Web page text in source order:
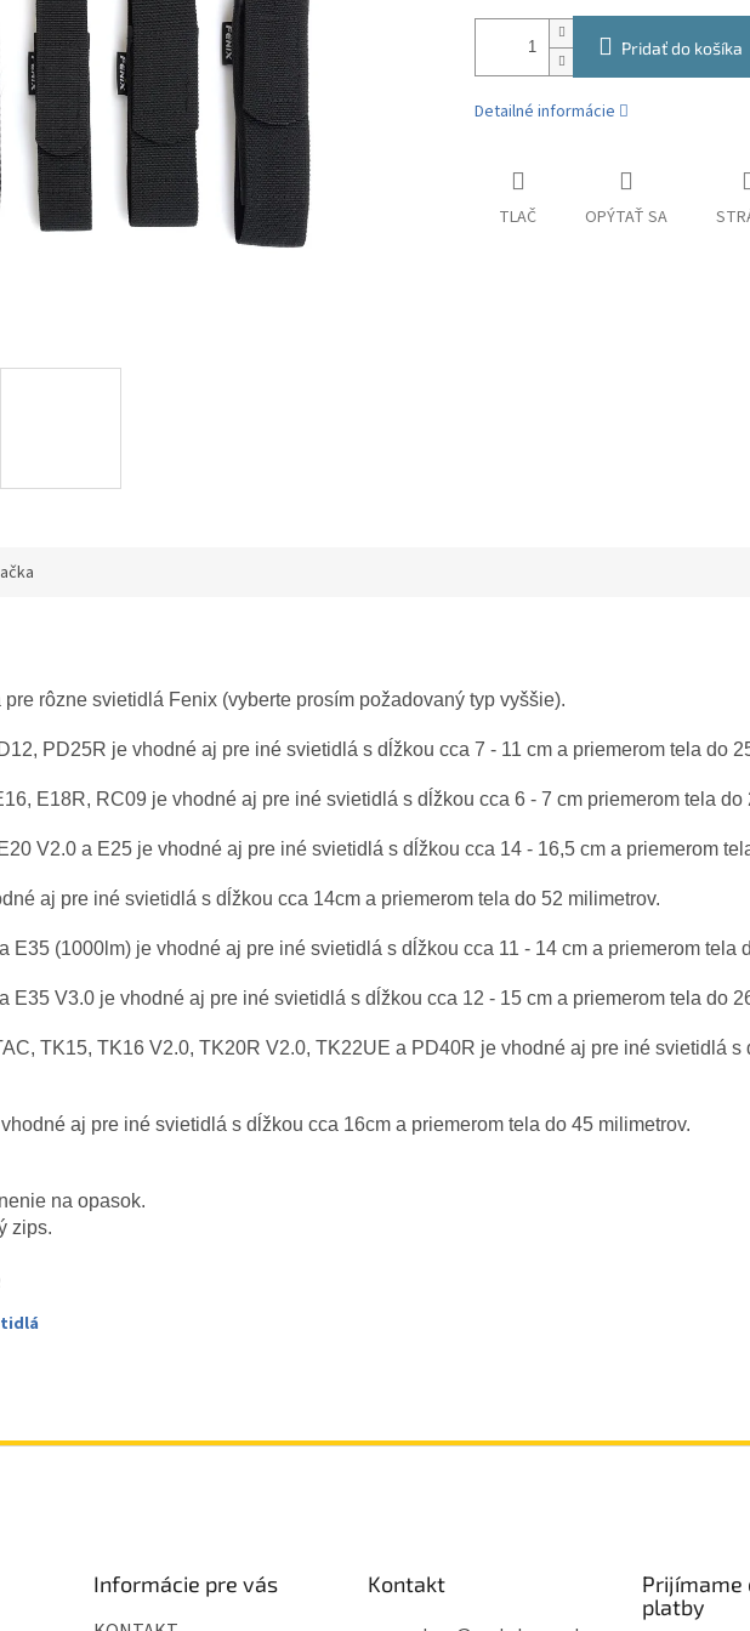
Pridať do košíka
Detailné informácie
TLAČ OPÝTAŤ SA
rôzne svietidlá Fenix (vyberte prosím požadovaný typ vyššie).
PD25R je vhodné aj pre iné svietidlá s dĺžkou cca 7 - 11 cm a priemerom tela do
E18R, RC09 je vhodné aj pre iné svietidlá s dĺžkou cca 6 - 7 cm priemerom tela do
V2.0 a E25 je vhodné aj pre iné svietidlá s dĺžkou cca 14 - 16,5 cm a priemerom
aj pre iné svietidlá s dĺžkou cca 14cm a priemerom tela do 52 milimetrov.
E35 (1000lm) je vhodné aj pre iné svietidlá s dĺžkou cca 11 - 14 cm a priemerom tela
E35 V3.0 je vhodné aj pre iné svietidlá s dĺžkou cca 12 - 15 cm a priemerom tela do
TK15, TK16 V2.0, TK20R V2.0, TK22UE a PD40R je vhodné aj pre iné svietidlá
aj pre iné svietidlá s dĺžkou cca 16cm a priemerom tela do 45 milimetrov.
na opasok.
zips.
Informácie pre vás
Kontakt
Prijímame
platby